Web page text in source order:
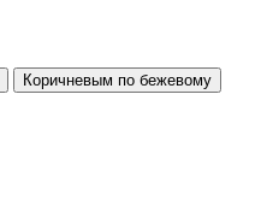
Коричневым по бежевому